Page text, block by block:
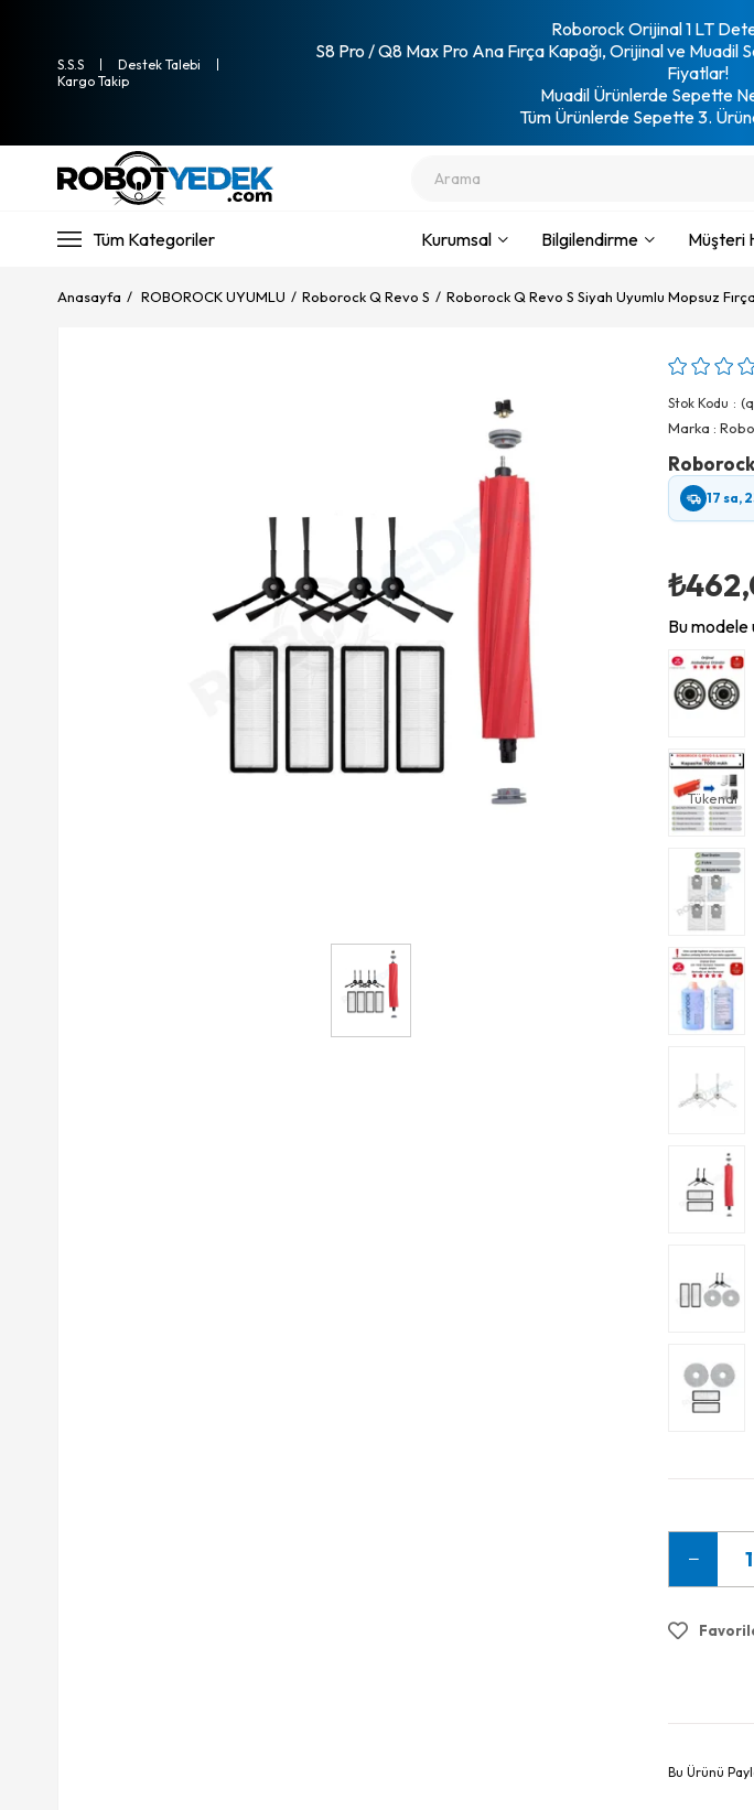
S.S.S
Destek Talebi
Kargo Takip
Roborock Orijinal 1 LT
S8 Pro / Q8 Max Pro Ana Fırça Kapağı, Orijinal ve
Fiyatlar!
Muadil Ürünlerde Sepette
Tüm Ürünlerde Sepette 3.
Tüm Kategoriler Kurumsal Bilgilendirme Müşteri
Anasayfa ROBOROCK UYUMLU Roborock Q Revo S Roborock Q Revo S Siyah Uyumlu Mopsuz
Stok Kodu
Marka :
17 sa,
Bu modele
Tükendi
Bu Ürünü